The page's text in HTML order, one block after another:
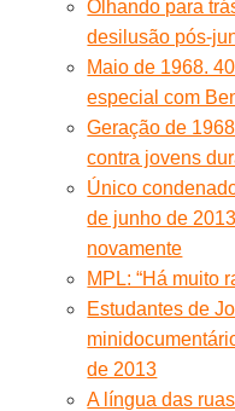
Olhando para
desilusão pós-
Maio de 1968.
especial com
Geração de
contra jovens
Único
de junho de
novamente
MPL: “Há muito
Estudantes de
de 2013
A língua das